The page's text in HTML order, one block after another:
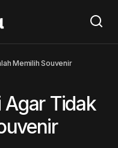
Memilih Souvenir
Tidak